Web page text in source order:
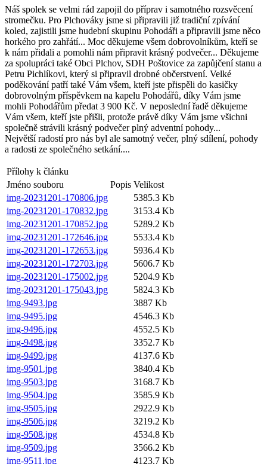
Náš spolek se velmi rád zapojil do příprav i samotného rozsvěcení
stromečku. Pro Plchováky jsme si připravili již tradiční zpívání
koled, zajistili jsme hudební skupinu Pohodáři a připravili jsme něco
horkého pro zahřátí... Moc děkujeme všem dobrovolníkům, kteří se
k nám přidali a pomohli nám připravit krásný podvečer... Děkujeme
za spolupráci také Obci Plchov, SDH Poštovice za zapůjčení stanu a
Petru Pichlíkovi, který si připravil drobné občerstvení. Velké
poděkování patří také Vám všem, kteří jste přispěli do kasičky
dobrovolným příspěvkem na kapelu Pohodářů, díky Vám jsme
mohli Pohodářům předat 3 900 Kč. V neposlední řadě děkujeme
Vám všem, kteří jste přišli, protože právě díky Vám jsme všichni
společně strávili krásný podvečer plný adventní pohody...
Největší radostí pro nás byl ale samotný večer, plný sdílení, pohody
a radosti ze společného setkání....
Přílohy k článku
Jméno souboru
Popis Velikost
img-20231201-170806.jpg
5385.3 Kb
img-20231201-170832.jpg
3153.4 Kb
img-20231201-170852.jpg
5289.2 Kb
img-20231201-172646.jpg
5533.4 Kb
img-20231201-172653.jpg
5936.4 Kb
img-20231201-172703.jpg
5606.7 Kb
img-20231201-175002.jpg
5204.9 Kb
img-20231201-175043.jpg
5824.3 Kb
img-9493.jpg
3887 Kb
img-9495.jpg
4546.3 Kb
img-9496.jpg
4552.5 Kb
img-9498.jpg
3352.7 Kb
img-9499.jpg
4137.6 Kb
img-9501.jpg
3840.4 Kb
img-9503.jpg
3168.7 Kb
img-9504.jpg
3585.9 Kb
img-9505.jpg
2922.9 Kb
img-9506.jpg
3219.2 Kb
img-9508.jpg
4534.8 Kb
img-9509.jpg
3566.2 Kb
img-9511.jpg
4123.7 Kb